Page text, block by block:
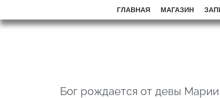
ГЛАВНАЯ МАГАЗИН
Бог рождается от девы